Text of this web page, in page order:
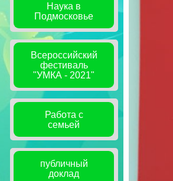
Наука в
Подмосковье
Всероссийский
фестиваль
"УМКА - 2021"
Работа с
семьей
публичный
доклад